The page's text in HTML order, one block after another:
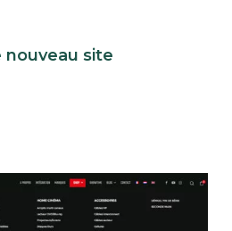
nouveau site